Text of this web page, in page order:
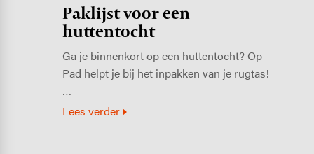
Paklijst voor een
huttentocht
Ga je binnenkort op een huttentocht? Op
Pad helpt je bij het inpakken van je rugtas!
…
Lees verder